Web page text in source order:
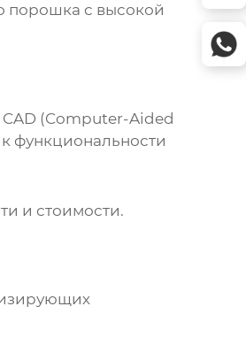
порошка с высокой
(Computer-Aided
функциональности
и стоимости.